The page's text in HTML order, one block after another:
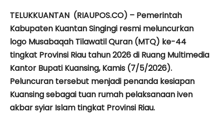
TELUKKUANTAN (RIAUPOS.CO) – Pemerintah
Kabupaten Kuantan Singingi resmi meluncurkan
logo Musabaqah Tilawatil Quran (MTQ) ke-44
tingkat Provinsi Riau tahun 2026 di Ruang Multimedia
Kantor Bupati Kuansing, Kamis (7/5/2026).
Peluncuran tersebut menjadi penanda kesiapan
Kuansing sebagai tuan rumah pelaksanaan iven
akbar syiar Islam tingkat Provinsi Riau.